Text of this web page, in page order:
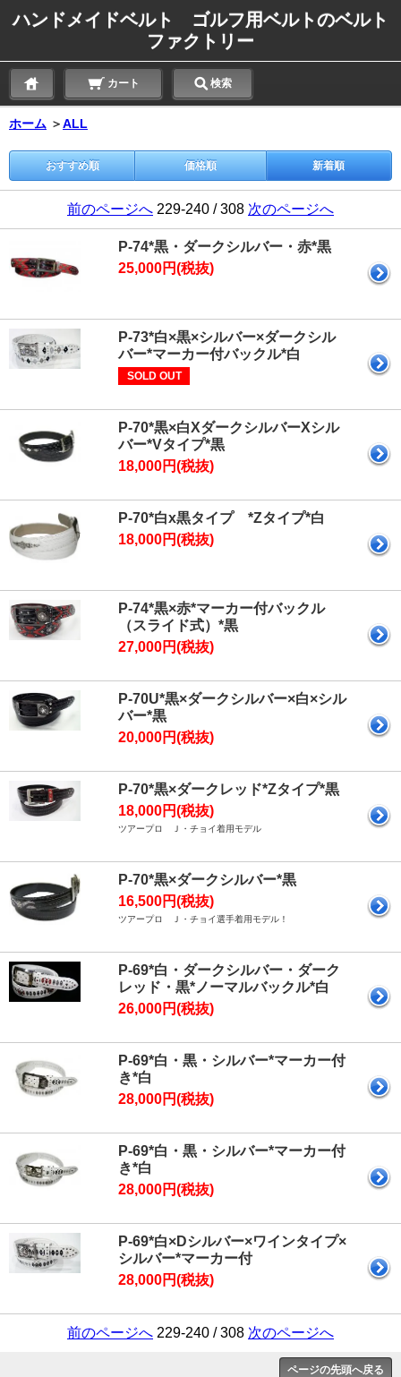
ハンドメイドベルト ゴルフ用ベルトのベルト
ファクトリー
カート 検索
ホーム ＞ALL
おすすめ順 価格順 新着順
前のページへ 229-240 / 308 次のページへ
P-74*黒・ダークシルバー・赤*黒
25,000円(税抜)
P-73*白×黒×シルバー×ダークシル
バー*マーカー付バックル*白
SOLD OUT
P-70*黒×白XダークシルバーXシル
バー*Vタイプ*黒
18,000円(税抜)
P-70*白x黒タイプ *Zタイプ*白
18,000円(税抜)
P-74*黒×赤*マーカー付バックル
（スライド式）*黒
27,000円(税抜)
P-70U*黒×ダークシルバー×白×シル
バー*黒
20,000円(税抜)
P-70*黒×ダークレッド*Zタイプ*黒
18,000円(税抜)
ツアープロ Ｊ・チョイ着用モデル
P-70*黒×ダークシルバー*黒
16,500円(税抜)
ツアープロ Ｊ・チョイ選手着用モデル！
P-69*白・ダークシルバー・ダーク
レッド・黒*ノーマルバックル*白
26,000円(税抜)
P-69*白・黒・シルバー*マーカー付
き*白
28,000円(税抜)
P-69*白・黒・シルバー*マーカー付
き*白
28,000円(税抜)
P-69*白×Dシルバー×ワインタイプ×
シルバー*マーカー付
28,000円(税抜)
前のページへ 229-240 / 308 次のページへ
ページの先頭へ戻る